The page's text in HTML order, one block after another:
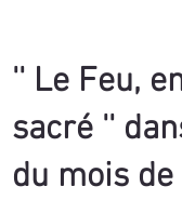
'' Le Feu,
sacré ''
du mois